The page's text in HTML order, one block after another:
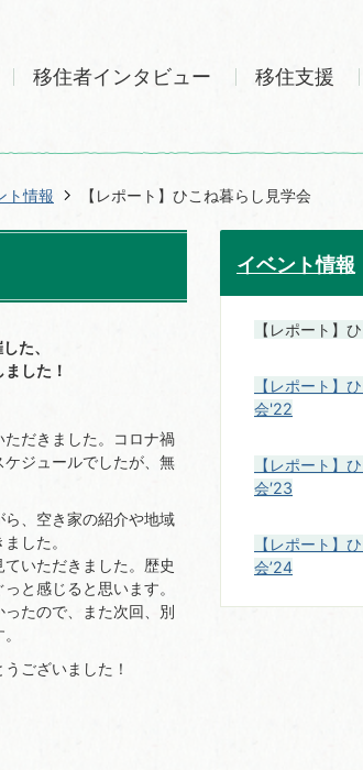
移住者インタビュー 移住支援
ト情報 【レポート】ひこね暮らし見学会
た、
した！
だきました。コロナ禍
ジュールでしたが、無
、空き家の紹介や地域
した。
いただきました。歴史
と感じると思います。
たので、また次回、別
ございました！
イベント情報
【レポート】
【レポート】
会'22
【レポート】
会′23
【レポート】
会’24